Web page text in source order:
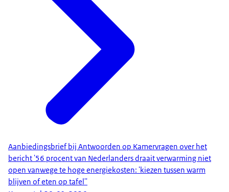
Aanbiedingsbrief bij Antwoorden op Kamervragen over het
bericht '56 procent van Nederlanders draait verwarming niet
open vanwege te hoge energiekosten: 'kiezen tussen warm
blijven of eten op tafel''